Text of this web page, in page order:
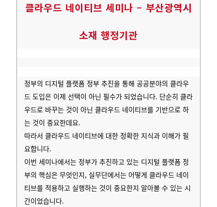
클라우드 네이티브 세미나 – 부산광역시
소재 행정기관
정부의 디지털 플랫폼 정부 추진을 통해 공공분야의 클라우
드 도입은 이제 선택이 아닌 필수가 되었습니다. 단순히 클라
우드로 바꾸는 것이 아닌 클라우드 네이티브를 기반으로 하
는 것이 중요한데요.
따라서 클라우드 네이티브에 대한 정확한 지식과 이해가 필
요합니다.
이번 세미나에서는 정부가 추진하고 있는 디지털 플랫폼 정
부의 핵심은 무엇인지, 실무단에서는 어떻게 클라우드 네이
티브를 적용하고 실행하는 것이 중요한지 알아볼 수 있는 시
간이었습니다.